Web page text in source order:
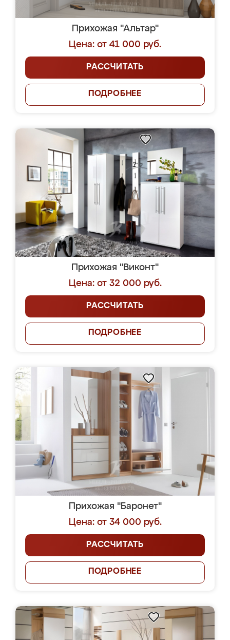
Прихожая "Альтар"
Цена: от 41 000 руб.
РАССЧИТАТЬ
ПОДРОБНЕЕ
Прихожая "Виконт"
Цена: от 32 000 руб.
РАССЧИТАТЬ
ПОДРОБНЕЕ
Прихожая "Баронет"
Цена: от 34 000 руб.
РАССЧИТАТЬ
ПОДРОБНЕЕ